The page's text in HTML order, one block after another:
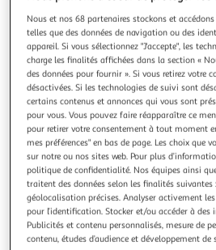
Livraison offerte
TRIXIE
Gourde 350 ml Dinosaure - Mr
Gourde 350 ml Dinosaure - Mr Dino
En savoir +
Vendu par 1001Jouets
Livraison dès 2/3 jours
Livraison offerte
Plus d'options
Nous et nos 68 partenaires stockons et
telles que des données de navigation ou des
appareil. Si vous sélectionnez "J'accepte", les
charge les finalités affichées dans la section «
des données pour fournir ». Si vous retirez votre
désactivées. Si les technologies de suivi sont
certains contenus et annonces qui vous sont
pour vous. Vous pouvez faire réapparaître ce
pour retirer votre consentement à tout moment
mes préférences" en bas de page. Les choix que
sur notre ou nos sites web. Pour plus
politique de confidentialité. Nos équipes ainsi
traitent des données selon les finalités suivantes
géolocalisation précises. Analyser activement
pour l’identification. Stocker et/ou accéder à
Publicités et contenu personnalisés, mesure de
contenu, études d’audience et développement de